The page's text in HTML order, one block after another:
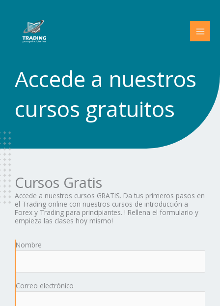
contenido
Accede a nuestros
cursos gratuitos
Cursos Gratis
Accede a nuestros cursos GRATIS. Da tus primeros pasos en
el Trading online con nuestros cursos de introducción a
Forex y Trading para principiantes. ! Rellena el formulario y
empieza las clases hoy mismo!
Nombre
Correo electrónico